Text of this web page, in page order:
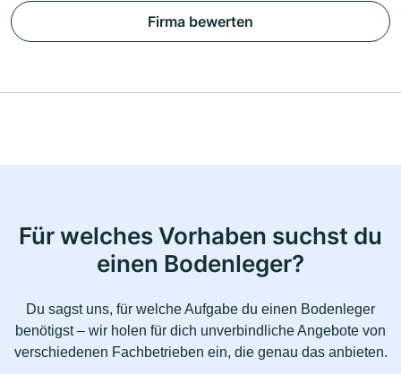
Firma bewerten
Für welches Vorhaben suchst du
einen Bodenleger?
Du sagst uns, für welche Aufgabe du einen Bodenleger
benötigst – wir holen für dich unverbindliche Angebote von
verschiedenen Fachbetrieben ein, die genau das anbieten.